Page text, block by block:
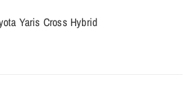
Yaris Cross Hybrid